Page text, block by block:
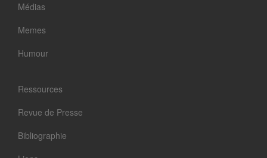
Médias
Memes
Humour
Ressources
Revue de Presse
Bibliographie